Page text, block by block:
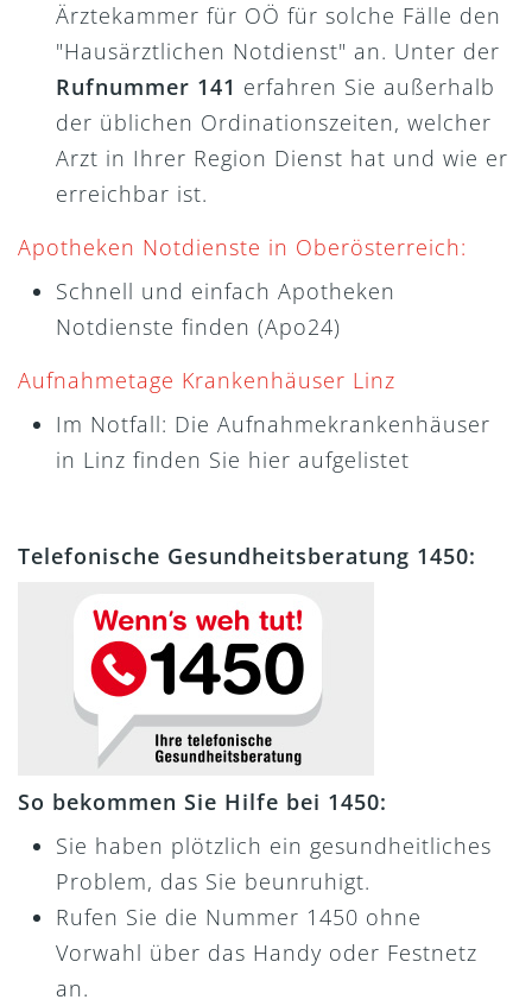
Ärztekammer für OÖ für solche Fälle den
"Hausärztlichen Notdienst" an. Unter der
Rufnummer 141 erfahren Sie außerhalb
der üblichen Ordinationszeiten, welcher
Arzt in Ihrer Region Dienst hat und wie er
erreichbar ist.
Apotheken Notdienste in Oberösterreich:
Schnell und einfach Apotheken
Notdienste finden (Apo24)
Aufnahmetage Krankenhäuser Linz
Im Notfall: Die Aufnahmekrankenhäuser
in Linz finden Sie hier aufgelistet
Telefonische Gesundheitsberatung 1450:
So bekommen Sie Hilfe bei 1450:
Sie haben plötzlich ein gesundheitliches
Problem, das Sie beunruhigt.
Rufen Sie die Nummer 1450 ohne
Vorwahl über das Handy oder Festnetz
an.